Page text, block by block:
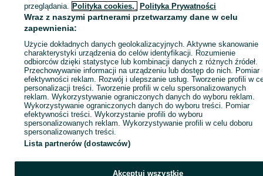
przeglądania. Polityka cookies, Polityka Prywatności
Wraz z naszymi partnerami przetwarzamy dane w celu
zapewnienia:
Użycie dokładnych danych geolokalizacyjnych. Aktywne skanowanie
charakterystyki urządzenia do celów identyfikacji. Rozumienie
odbiorców dzięki statystyce lub kombinacji danych z różnych źródeł.
Przechowywanie informacji na urządzeniu lub dostęp do nich. Pomiar
efektywności reklam. Rozwój i ulepszanie usług. Tworzenie profili w
personalizacji treści. Tworzenie profili w celu spersonalizowanych
reklam. Wykorzystywanie ograniczonych danych do wyboru reklam.
Wykorzystywanie ograniczonych danych do wyboru treści. Pomiar
efektywności treści. Wykorzystanie profili do wyboru
spersonalizowanych reklam. Wykorzystywanie profili w celu doboru
spersonalizowanych treści.
Lista partnerów (dostawców)
Akceptuj wszystkie